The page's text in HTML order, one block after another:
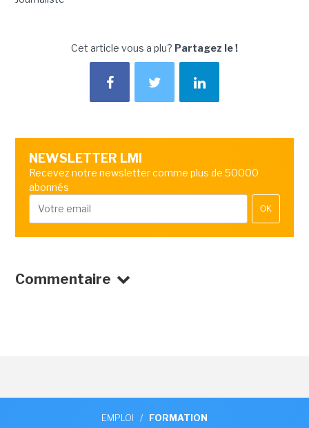
Cet article vous a plu? Partagez le !
NEWSLETTER LMI
Recevez notre newsletter comme plus de 50000
abonnés
OK
Commentaire
EMPLOI / FORMATION